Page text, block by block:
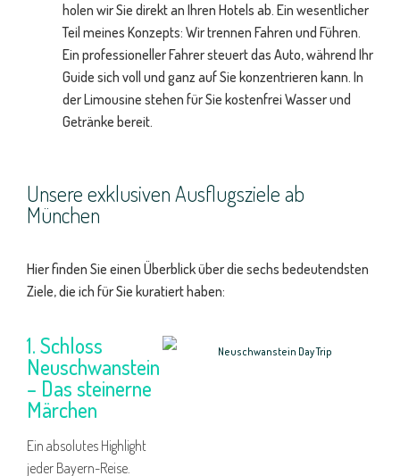
holen wir Sie direkt an Ihren Hotels ab. Ein wesentlicher
Teil meines Konzepts: Wir trennen Fahren und Führen.
Ein professioneller Fahrer steuert das Auto, während Ihr
Guide sich voll und ganz auf Sie konzentrieren kann. In
der Limousine stehen für Sie kostenfrei Wasser und
Getränke bereit.
Unsere exklusiven Ausflugsziele ab
München
Hier finden Sie einen Überblick über die sechs bedeutendsten
Ziele, die ich für Sie kuratiert haben:
1. Schloss
Neuschwanstein
– Das steinerne
Märchen
Ein absolutes Highlight
jeder Bayern-Reise.